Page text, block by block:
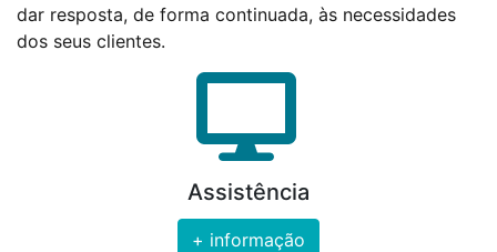
dar resposta, de forma continuada, às necessidades
dos seus clientes.
Assistência
+ informação